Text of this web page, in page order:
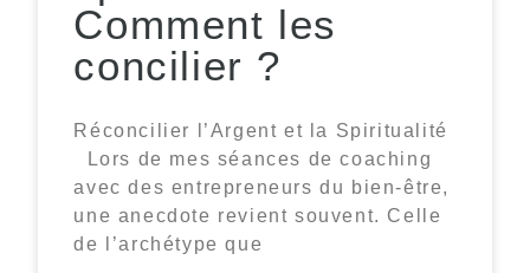
Comment les
concilier ?
Réconcilier l’Argent et la Spiritualité
Lors de mes séances de coaching
avec des entrepreneurs du bien-être,
une anecdote revient souvent. Celle
de l’archétype que